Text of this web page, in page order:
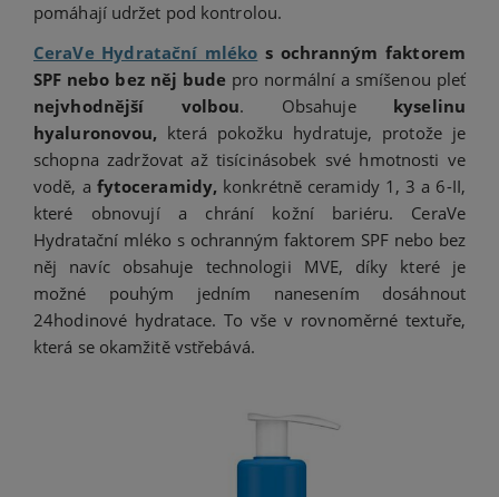
pomáhají udržet pod kontrolou.
CeraVe Hydratační mléko s ochranným faktorem
SPF nebo bez něj bude pro normální a smíšenou pleť
nejvhodnější volbou. Obsahuje kyselinu
hyaluronovou, která pokožku hydratuje, protože je
schopna zadržovat až tisícinásobek své hmotnosti ve
vodě, a fytoceramidy, konkrétně ceramidy 1, 3 a 6-II,
které obnovují a chrání kožní bariéru. CeraVe
Hydratační mléko s ochranným faktorem SPF nebo bez
něj navíc obsahuje technologii MVE, díky které je
možné pouhým jedním nanesením dosáhnout
24hodinové hydratace. To vše v rovnoměrné textuře,
která se okamžitě vstřebává.